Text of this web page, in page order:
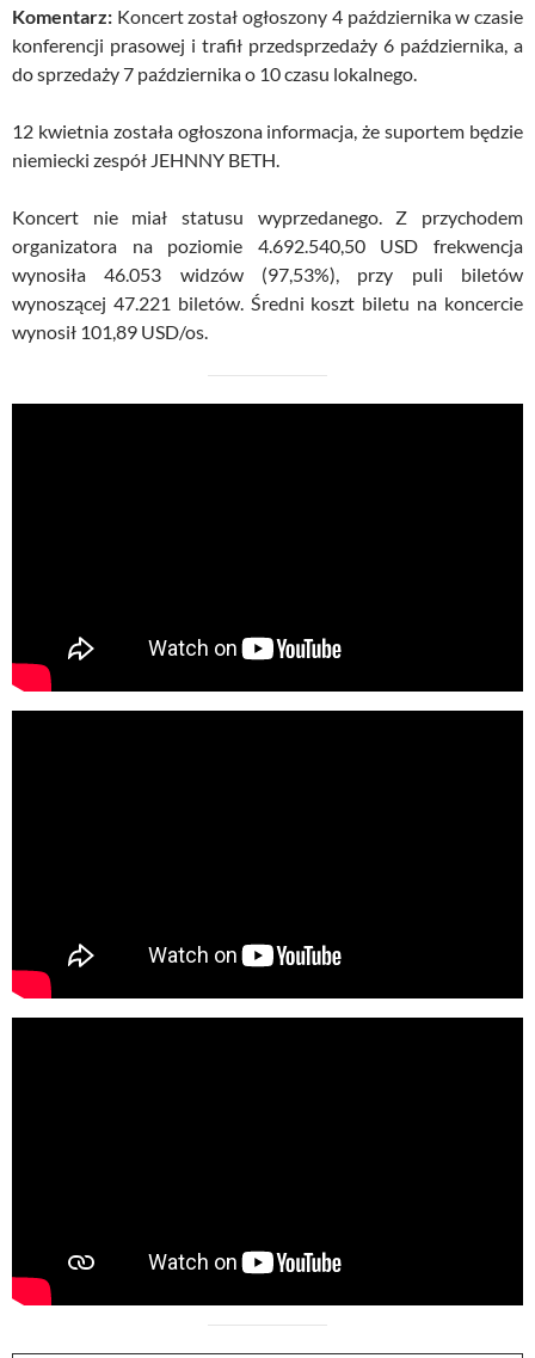
Komentarz: Koncert został ogłoszony 4 października w czasie
konferencji prasowej i trafił przedsprzedaży 6 października, a
do sprzedaży 7 października o 10 czasu lokalnego.
12 kwietnia została ogłoszona informacja, że suportem będzie
niemiecki zespół JEHNNY BETH.
Koncert nie miał statusu wyprzedanego. Z przychodem
organizatora na poziomie 4.692.540,50 USD frekwencja
wynosiła 46.053 widzów (97,53%), przy puli biletów
wynoszącej 47.221 biletów. Średni koszt biletu na koncercie
wynosił 101,89 USD/os.